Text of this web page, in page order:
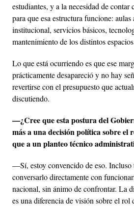
estudiantes, y a la necesidad de contar
para que esa estructura funcione:
institucional, servicios básicos,
mantenimiento de los distintos
Lo que está ocurriendo es que ese
prácticamente desapareció y no hay
revertirse con el presupuesto que
discutiendo.
—¿Cree que esta postura del
más a una decisión política sobre el
que a un planteo técnico
—Sí, estoy convencido de eso. Incluso
conversarlo directamente con
nacional, sin ánimo de confrontar. La
es una diferencia de visión sobre el rol